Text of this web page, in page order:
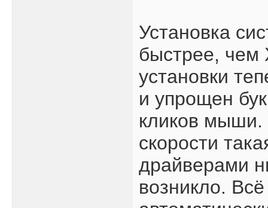
Установка
быстрее, чем
установки
и упрощен
кликов мыши.
скорости
драйверами
возникло.